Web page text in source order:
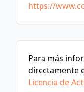
https://
Para más
directamente
Licencia de